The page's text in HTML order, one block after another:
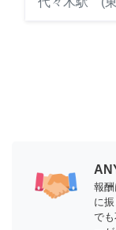
報
に
で